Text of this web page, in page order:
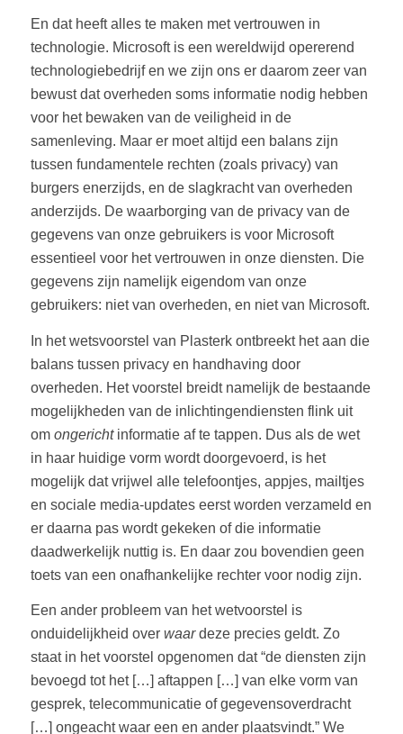
En dat heeft alles te maken met vertrouwen in
technologie. Microsoft is een wereldwijd opererend
technologiebedrijf en we zijn ons er daarom zeer van
bewust dat overheden soms informatie nodig hebben
voor het bewaken van de veiligheid in de
samenleving. Maar er moet altijd een balans zijn
tussen fundamentele rechten (zoals privacy) van
burgers enerzijds, en de slagkracht van overheden
anderzijds. De waarborging van de privacy van de
gegevens van onze gebruikers is voor Microsoft
essentieel voor het vertrouwen in onze diensten. Die
gegevens zijn namelijk eigendom van onze
gebruikers: niet van overheden, en niet van Microsoft.
In het wetsvoorstel van Plasterk ontbreekt het aan die
balans tussen privacy en handhaving door
overheden. Het voorstel breidt namelijk de bestaande
mogelijkheden van de inlichtingendiensten flink uit
om ongerichtinformatie af te tappen. Dus als de wet
in haar huidige vorm wordt doorgevoerd, is het
mogelijk dat vrijwel alle telefoontjes, appjes, mailtjes
en sociale media-updates eerst worden verzameld en
er daarna pas wordt gekeken of die informatie
daadwerkelijk nuttig is. En daar zou bovendien geen
toets van een onafhankelijke rechter voor nodig zijn.
Een ander probleem van het wetvoorstel is
onduidelijkheid over waardeze precies geldt. Zo
staat in het voorstel opgenomen dat “de diensten zijn
bevoegd tot het […] aftappen […] van elke vorm van
gesprek, telecommunicatie of gegevensoverdracht
[…] ongeacht waar een en ander plaatsvindt.” We